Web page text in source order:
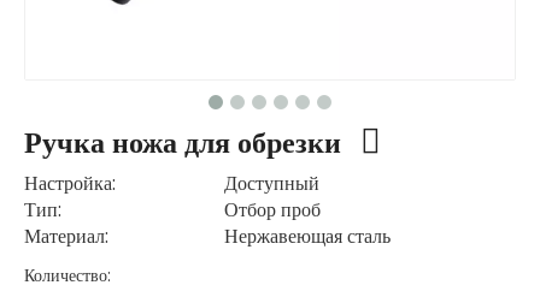
Ручка ножа для обрезки
Настройка:
Доступный
Тип:
Отбор проб
Материал:
Нержавеющая сталь
Количество: